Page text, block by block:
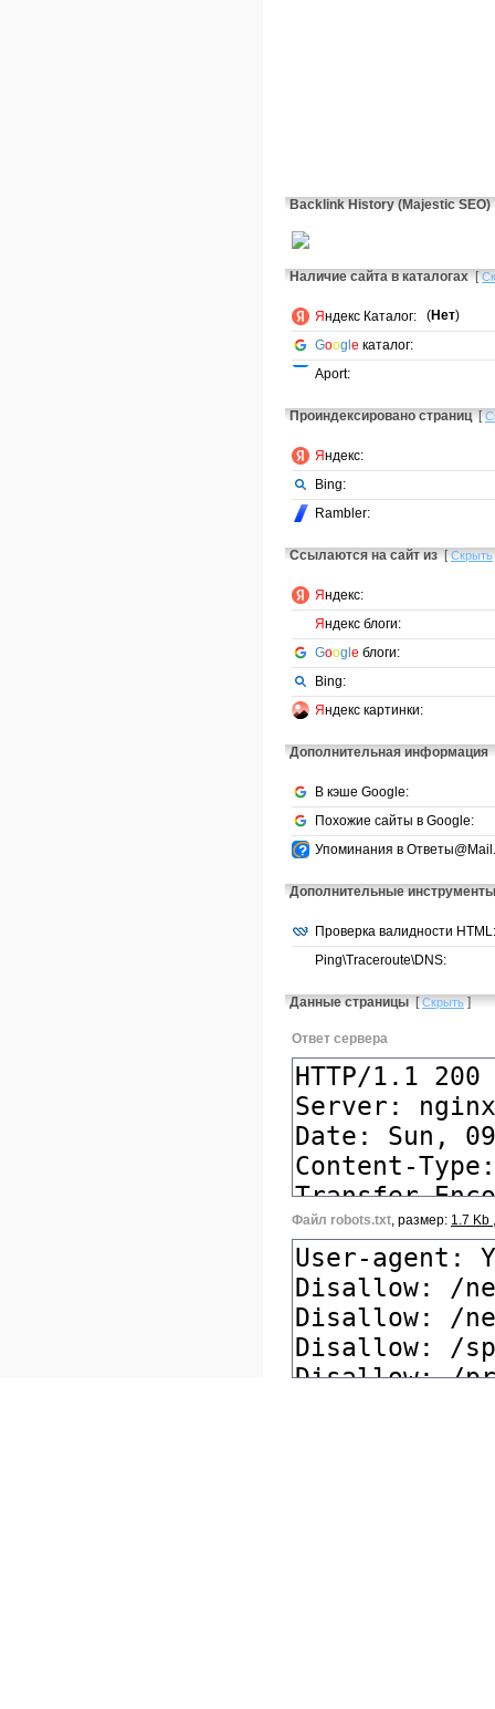
Backlink History (Majestic SEO)
Наличие сайта в каталогах [
Яндекс Каталог: (Нет)
Google каталог:
Aport:
Проиндексировано страниц [
Яндекс:
Bing:
Rambler:
Ссылаются на сайт из [Скрыть
Яндекс:
Яндекс блоги:
Google блоги:
Bing:
Яндекс картинки:
Дополнительная информация
В кэше Google:
Похожие сайты в Google:
Упоминания в
Дополнительные инструменты
Проверка валидности HTML:
Ping\Traceroute\DNS:
Данные страницы [Скрыть]
Ответ сервера
Файл robots.txt , размер: 1.7 Kb